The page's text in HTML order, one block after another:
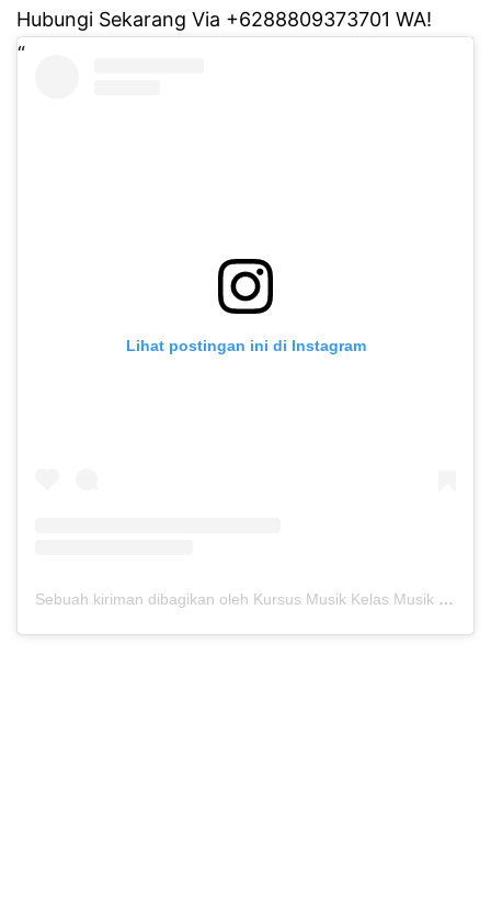
Hubungi Sekarang Via +6288809373701 WA!
Lihat postingan ini di Instagram
Sebuah kiriman dibagikan oleh Kursus Musik Kelas Musik (@kelasmusik)